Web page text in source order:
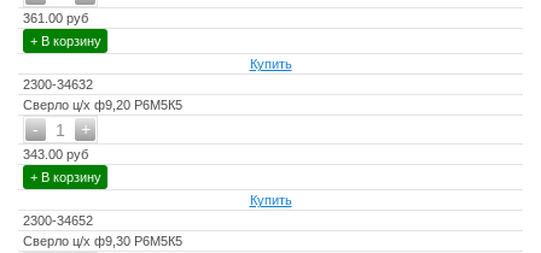
361.00 руб
+ В корзину
Купить
2300-34632
Сверло ц/х ф9,20 Р6М5К5
+
- 1
343.00 руб
+ В корзину
Купить
2300-34652
Сверло ц/х ф9,30 Р6М5К5